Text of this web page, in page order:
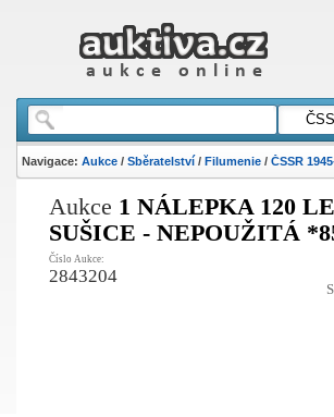
Navigace: Aukce/ Sběratelství/ Filumenie/ ČSSR
Aukce 1 NÁLEPKA 120
SUŠICE - NEPOUŽITÁ
Číslo Aukce:
2843204